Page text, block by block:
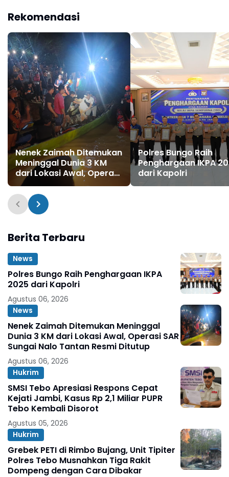
Resmi Ditutup
Rekomendasi
Nenek Zaimah Ditemukan
Meninggal Dunia 3 KM
dari Lokasi Awal, Operasi
SAR Sungai Nalo Tantan
Resmi Ditutup
Polres Bungo Raih
Penghargaan IKPA
dari Kapolri
Berita Terbaru
News
Polres Bungo Raih Penghargaan IKPA
2025 dari Kapolri
Agustus 06, 2026
News
Nenek Zaimah Ditemukan Meninggal
Dunia 3 KM dari Lokasi Awal, Operasi SAR
Sungai Nalo Tantan Resmi Ditutup
Agustus 06, 2026
Hukrim
SMSI Tebo Apresiasi Respons Cepat
Kejati Jambi, Kasus Rp 2,1 Miliar PUPR
Tebo Kembali Disorot
Agustus 05, 2026
Hukrim
Grebek PETI di Rimbo Bujang, Unit Tipiter
Polres Tebo Musnahkan Tiga Rakit
Dompeng dengan Cara Dibakar